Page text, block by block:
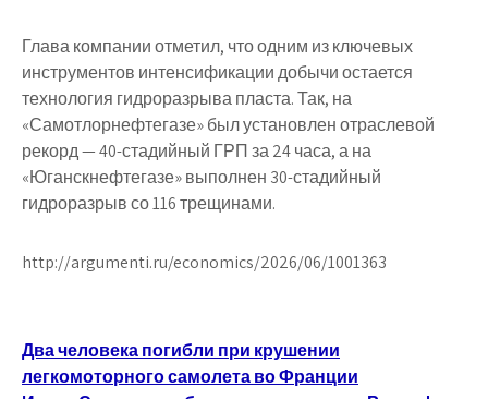
Глава компании отметил, что одним из ключевых
инструментов интенсификации добычи остается
технология гидроразрыва пласта. Так, на
«Самотлорнефтегазе» был установлен отраслевой
рекорд — 40-стадийный ГРП за 24 часа, а на
«Юганскнефтегазе» выполнен 30-стадийный
гидроразрыв со 116 трещинами.
http://argumenti.ru/economics/2026/06/1001363
Навигация
Два человека погибли при крушении
легкомоторного самолета во Франции